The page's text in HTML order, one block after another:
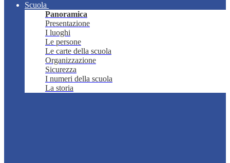
Scuola
Panoramica
Presentazione
I luoghi
Le persone
Le carte della scuola
Organizzazione
Sicurezza
I numeri della scuola
La storia